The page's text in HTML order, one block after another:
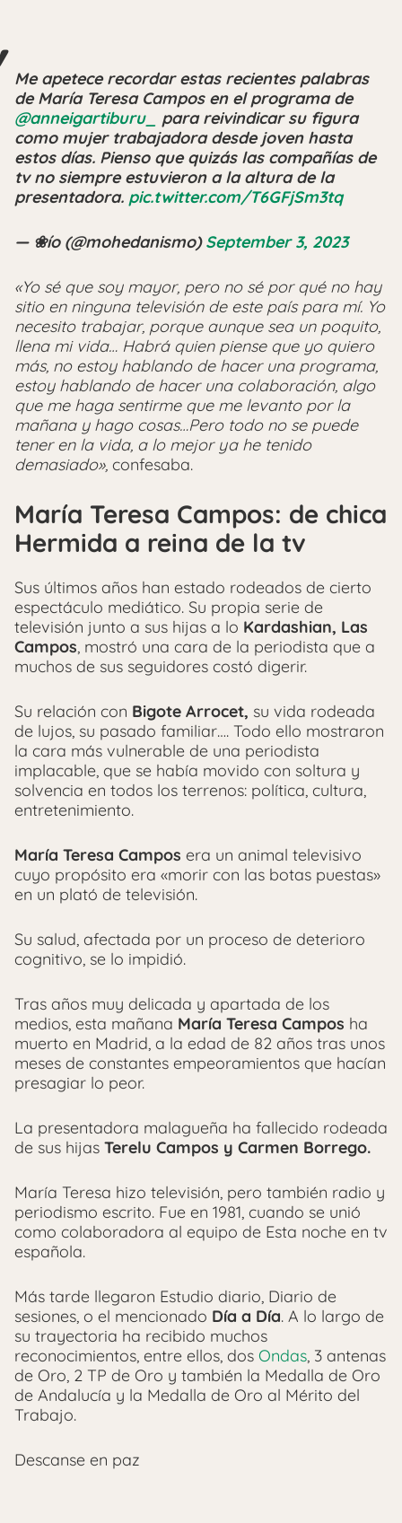
Me apetece recordar estas recientes palabras
de María Teresa Campos en el programa de
@anneigartiburu_
para reivindicar su figura
como mujer trabajadora desde joven hasta
estos días. Pienso que quizás las compañías de
tv no siempre estuvieron a la altura de la
presentadora. pic.twitter.com/T6GFjSm3tq
— ❀ío (@mohedanismo)September 3, 2023
«Yo sé que soy mayor, pero no sé por qué no hay
sitio en ninguna televisión de este país para mí. Yo
necesito trabajar, porque aunque sea un poquito,
llena mi vida… Habrá quien piense que yo quiero
más, no estoy hablando de hacer una programa,
estoy hablando de hacer una colaboración, algo
que me haga sentirme que me levanto por la
mañana y hago cosas…Pero todo no se puede
tener en la vida, a lo mejor ya he tenido
demasiado», confesaba.
María Teresa Campos: de chica
Hermida a reina de la tv
Sus últimos años han estado rodeados de cierto
espectáculo mediático. Su propia serie de
televisión junto a sus hijas a lo Kardashian, Las
Campos, mostró una cara de la periodista que a
muchos de sus seguidores costó digerir.
Su relación con Bigote Arrocet, su vida rodeada
de lujos, su pasado familiar…. Todo ello mostraron
la cara más vulnerable de una periodista
implacable, que se había movido con soltura y
solvencia en todos los terrenos: política, cultura,
entretenimiento.
María Teresa Campos era un animal televisivo
cuyo propósito era «morir con las botas puestas»
en un plató de televisión.
Su salud, afectada por un proceso de deterioro
cognitivo, se lo impidió.
Tras años muy delicada y apartada de los
medios, esta mañana María Teresa Campos ha
muerto en Madrid, a la edad de 82 años tras unos
meses de constantes empeoramientos que hacían
presagiar lo peor.
La presentadora malagueña ha fallecido rodeada
de sus hijas Terelu Campos y Carmen Borrego.
María Teresa hizo televisión, pero también radio y
periodismo escrito. Fue en 1981, cuando se unió
como colaboradora al equipo de Esta noche en tv
española.
Más tarde llegaron Estudio diario, Diario de
sesiones, o el mencionado Día a Día. A lo largo de
su trayectoria ha recibido muchos
reconocimientos, entre ellos, dos Ondas, 3 antenas
de Oro, 2 TP de Oro y también la Medalla de Oro
de Andalucía y la Medalla de Oro al Mérito del
Trabajo.
Descanse en paz